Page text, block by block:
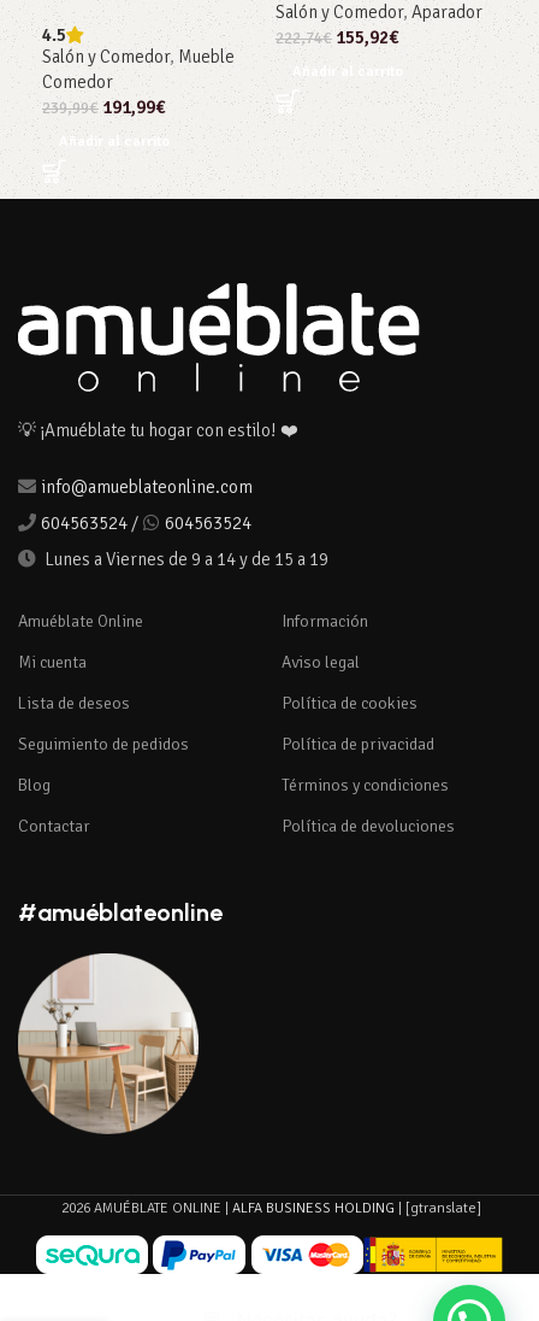
4.5
Salón y Comedor, Mueble
Comedor
239,99€191,99€
Añadir al carrito
Salón y Comedor,Aparador
222,74€ 155,92€
Añadir al carrito
5
💡 ¡Amuéblate tu hogar con estilo! ❤️
info@amueblateonline.com
604563524 /
604563524
Lunes a Viernes de 9 a 14 y de 15 a 19
Amuéblate Online
Mi cuenta
Lista de deseos
Seguimiento de pedidos
Blog
Contactar
Información
Aviso legal
Política de cookies
Política de privacidad
Términos y condiciones
Política de devoluciones
#amuéblateonline
2026 AMUÉBLATE ONLINE | ALFA BUSINESS HOLDING | [gtranslate]